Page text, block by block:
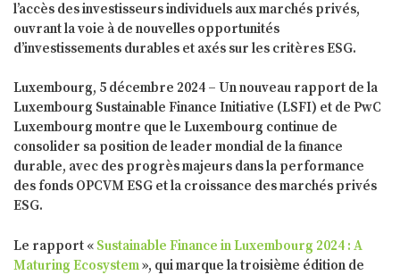
l’accès des investisseurs individuels aux marchés privés,
ouvrant la voie à de nouvelles opportunités
d’investissements durables et axés sur les critères ESG.
Luxembourg, 5 décembre 2024 – Un nouveau rapport de la
Luxembourg Sustainable Finance Initiative (LSFI) et de PwC
Luxembourg montre que le Luxembourg continue de
consolider sa position de leader mondial de la finance
durable, avec des progrès majeurs dans la performance
des fonds OPCVM ESG et la croissance des marchés privés
ESG.
Le rapport « Sustainable Finance in Luxembourg 2024 : A
Maturing Ecosystem», qui marque la troisième édition de